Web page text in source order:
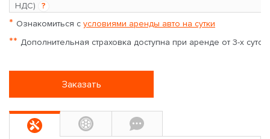
НДС)
?
* Ознакомиться с условиями аренды авто на сутки
** Дополнительная страховка доступна при аренде от 3-х суток
Заказать